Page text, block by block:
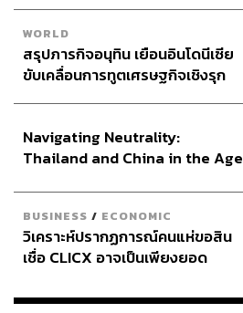
WORLD
สรุปภารกิจอนุทิน เยือนอินโดนีเซีย
ขับเคลื่อนการทูตเศรษฐกิจเชิงรุก
Navigating Neutrality:
Thailand and China in the Age
BUSINESS / ECONOMIC
วิเคราะห์ปรากฏการณ์คนแห่ขอสิน
เชื่อ CLICX อาจเป็นเพียงยอด
เรือนไทยที่ถูกซุกไว้